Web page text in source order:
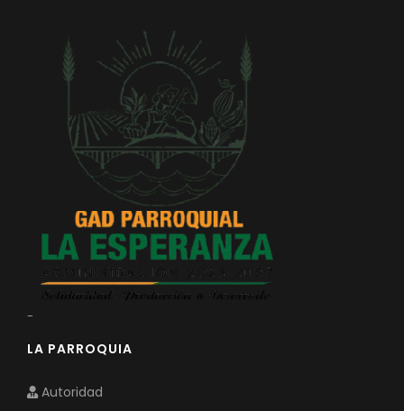
-
LA PARROQUIA
Autoridad